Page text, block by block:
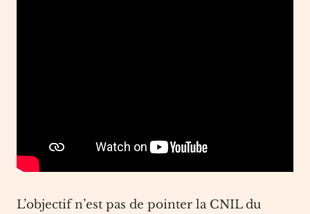
L’objectif n’est pas de pointer la CNIL du